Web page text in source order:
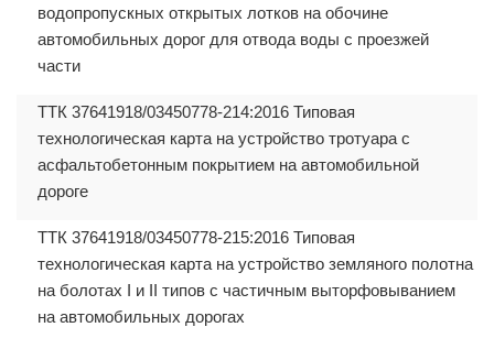
водопропускных открытых лотков на обочине
автомобильных дорог для отвода воды с проезжей
части
ТТК 37641918/03450778-214:2016 Типовая
технологическая карта на устройство тротуара с
асфальтобетонным покрытием на автомобильной
дороге
ТТК 37641918/03450778-215:2016 Типовая
технологическая карта на устройство земляного полотна
на болотах I и II типов с частичным выторфовыванием
на автомобильных дорогах